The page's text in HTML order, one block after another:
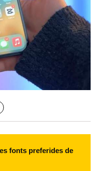
fonts preferides de